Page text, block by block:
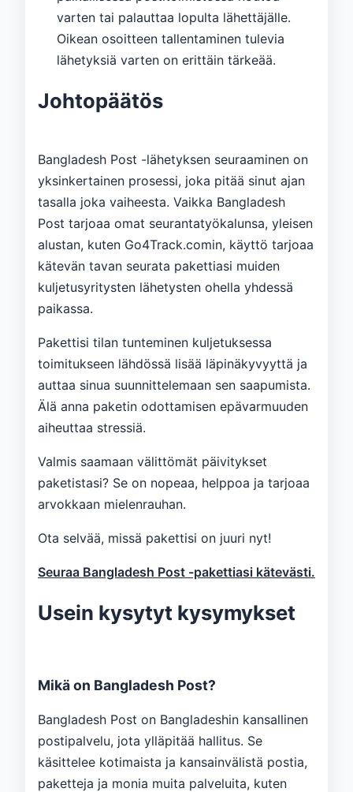
varten tai palauttaa lopulta lähettäjälle.
Oikean osoitteen tallentaminen tulevia
lähetyksiä varten on erittäin tärkeää.
Johtopäätös
Bangladesh Post -lähetyksen seuraaminen on
yksinkertainen prosessi, joka pitää sinut ajan
tasalla joka vaiheesta. Vaikka Bangladesh
Post tarjoaa omat seurantatyökalunsa, yleisen
alustan, kuten Go4Track.comin, käyttö tarjoaa
kätevän tavan seurata pakettiasi muiden
kuljetusyritysten lähetysten ohella yhdessä
paikassa.
Pakettisi tilan tunteminen kuljetuksessa
toimitukseen lähdössä lisää läpinäkyvyyttä ja
auttaa sinua suunnittelemaan sen saapumista.
Älä anna paketin odottamisen epävarmuuden
aiheuttaa stressiä.
Valmis saamaan välittömät päivitykset
paketistasi? Se on nopeaa, helppoa ja tarjoaa
arvokkaan mielenrauhan.
Ota selvää, missä pakettisi on juuri nyt!
Seuraa Bangladesh Post -pakettiasi kätevästi.
Usein kysytyt kysymykset
Mikä on Bangladesh Post?
Bangladesh Post on Bangladeshin kansallinen
postipalvelu, jota ylläpitää hallitus. Se
käsittelee kotimaista ja kansainvälistä postia,
paketteja ja monia muita palveluita, kuten